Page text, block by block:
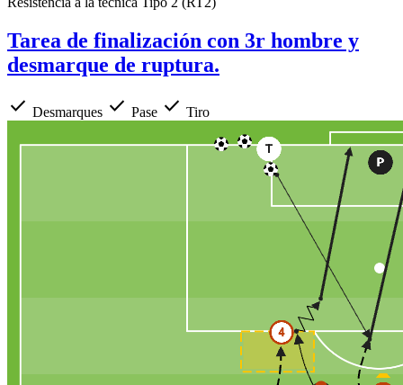
Tarea de finalización con 3r hombre y
desmarque de ruptura.
check Desmarques check Pase check Tiro